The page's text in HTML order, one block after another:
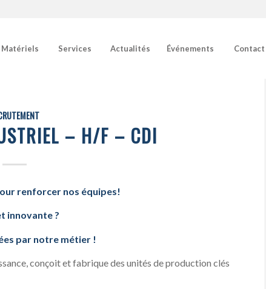
Matériels Services Actualités Événements Contact
– H/F – CDI
renforcer nos équipes!
innovante ?
par notre métier !
conçoit et fabrique des unités de production clés